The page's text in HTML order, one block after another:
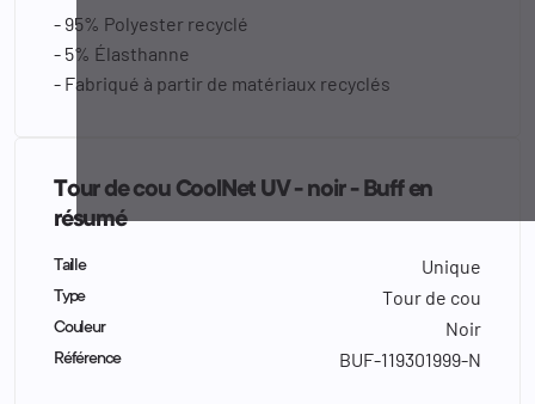
- 95% Polyester recyclé
- 5% Élasthanne
- Fabriqué à partir de matériaux recyclés
Tour de cou CoolNet UV - noir - Buff en
résumé
Taille Unique
Type Tour de cou
Couleur Noir
Référence BUF-119301999-N